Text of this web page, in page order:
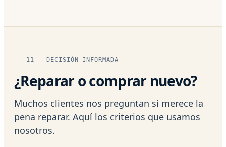
11 — DECISIÓN INFORMADA
¿Reparar o comprar nuevo?
Muchos clientes nos preguntan si merece la
pena reparar. Aquí los criterios que usamos
nosotros.